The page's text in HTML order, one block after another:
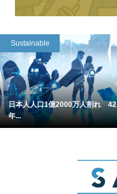
Sustainable
日本人人口1億2000万人割れ 42
年...